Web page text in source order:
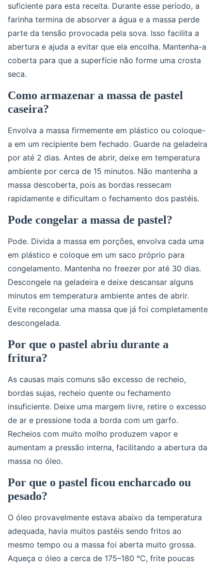
suficiente para esta receita. Durante esse período, a
farinha termina de absorver a água e a massa perde
parte da tensão provocada pela sova. Isso facilita a
abertura e ajuda a evitar que ela encolha. Mantenha-a
coberta para que a superfície não forme uma crosta
seca.
Como armazenar a massa de pastel
caseira?
Envolva a massa firmemente em plástico ou coloque-
a em um recipiente bem fechado. Guarde na geladeira
por até 2 dias. Antes de abrir, deixe em temperatura
ambiente por cerca de 15 minutos. Não mantenha a
massa descoberta, pois as bordas ressecam
rapidamente e dificultam o fechamento dos pastéis.
Pode congelar a massa de pastel?
Pode. Divida a massa em porções, envolva cada uma
em plástico e coloque em um saco próprio para
congelamento. Mantenha no freezer por até 30 dias.
Descongele na geladeira e deixe descansar alguns
minutos em temperatura ambiente antes de abrir.
Evite recongelar uma massa que já foi completamente
descongelada.
Por que o pastel abriu durante a
fritura?
As causas mais comuns são excesso de recheio,
bordas sujas, recheio quente ou fechamento
insuficiente. Deixe uma margem livre, retire o excesso
de ar e pressione toda a borda com um garfo.
Recheios com muito molho produzem vapor e
aumentam a pressão interna, facilitando a abertura da
massa no óleo.
Por que o pastel ficou encharcado ou
pesado?
O óleo provavelmente estava abaixo da temperatura
adequada, havia muitos pastéis sendo fritos ao
mesmo tempo ou a massa foi aberta muito grossa.
Aqueça o óleo a cerca de 175–180 °C, frite poucas